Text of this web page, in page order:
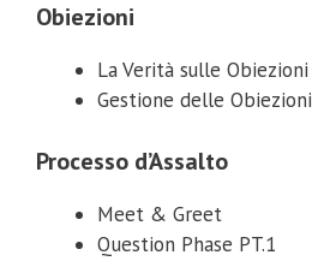
Obiezioni
La Verità sulle Obiezioni
Gestione delle Obiezioni
Processo d’Assalto
Meet & Greet
Question Phase PT.1